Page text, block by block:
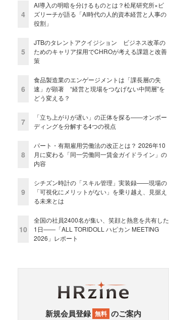
4
AI導入の明暗を分けるものとは？松尾研究所×ビ
ズリーチが語る「AI時代の人的資本経営と人事の
役割」
5
JTBのタレントアクイジション ビジネス改革の
ためのキャリア採用でCHROが考える課題と改善
策
6
食品製造業のエンゲージメントは「課長層の失
速」が顕著 “経営と現場をつなげない中間層”を
どう変える？
7
「立ち上がりが遅い」の正体を探る——オンボー
ディングを分解する4つの視点
8
パート・有期雇用労働法の改正とは？ 2026年10
月に変わる「同一労働同一賃金ガイドライン」の
内容
9
シチズン時計の「スキル管理」実装録——現場の
「可視化にメリットがない」を乗り越え、見据え
る未来とは
10
全国の社員2400名が集い、笑顔と熱意を共有した
1日――「ALL TORIDOLL ハピカン MEETING
2026」レポート
新規会員登録 無料 のご案内